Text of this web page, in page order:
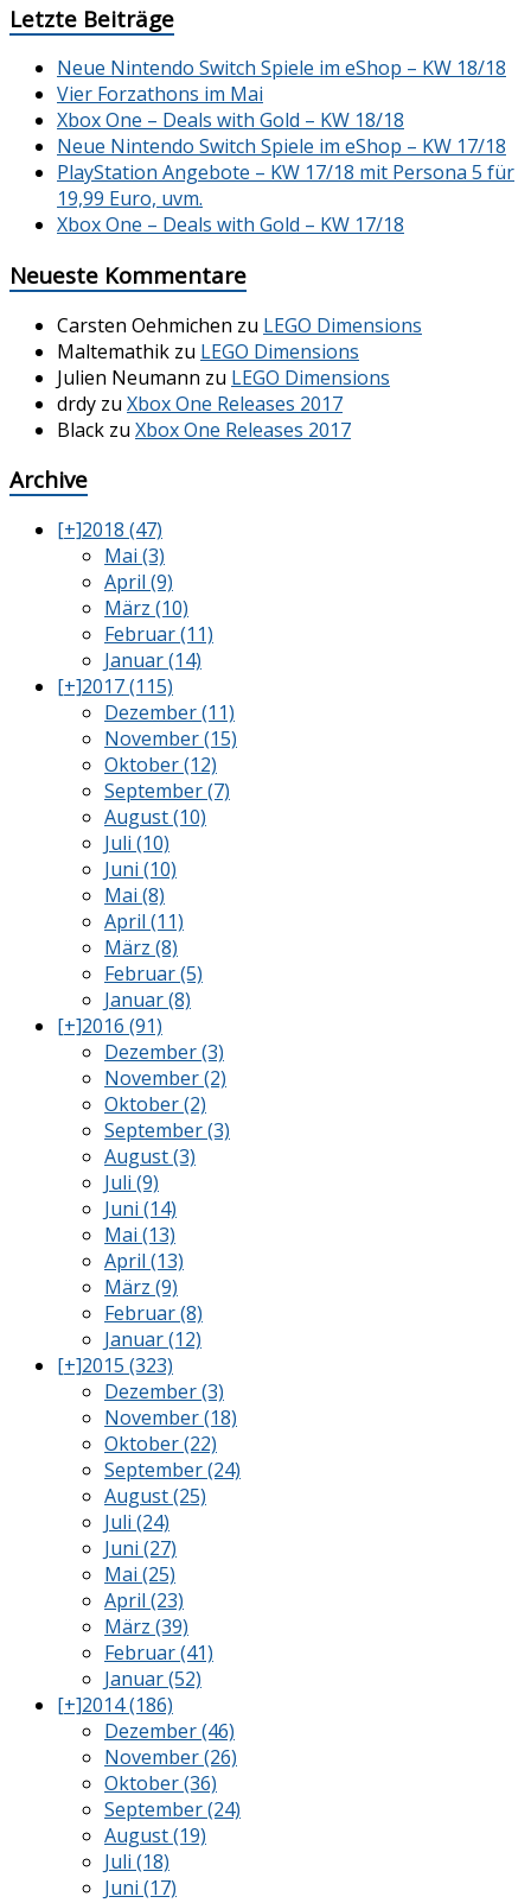
Letzte Beiträge
Neue Nintendo Switch Spiele im eShop – KW 18/18
Vier Forzathons im Mai
Xbox One – Deals with Gold – KW 18/18
Neue Nintendo Switch Spiele im eShop – KW 17/18
PlayStation Angebote – KW 17/18 mit Persona 5 für
19,99 Euro, uvm.
Xbox One – Deals with Gold – KW 17/18
Neueste Kommentare
Carsten Oehmichen zu LEGO Dimensions
Maltemathik zu LEGO Dimensions
Julien Neumann zu LEGO Dimensions
drdy zu Xbox One Releases 2017
Black zu Xbox One Releases 2017
Archive
[+]2018 (47)
Mai (3)
April (9)
März (10)
Februar (11)
Januar (14)
[+]2017 (115)
Dezember (11)
November (15)
Oktober (12)
September (7)
August (10)
Juli (10)
Juni (10)
Mai (8)
April (11)
März (8)
Februar (5)
Januar (8)
[+]2016 (91)
Dezember (3)
November (2)
Oktober (2)
September (3)
August (3)
Juli (9)
Juni (14)
Mai (13)
April (13)
März (9)
Februar (8)
Januar (12)
[+]2015 (323)
Dezember (3)
November (18)
Oktober (22)
September (24)
August (25)
Juli (24)
Juni (27)
Mai (25)
April (23)
März (39)
Februar (41)
Januar (52)
[+]2014 (186)
Dezember (46)
November (26)
Oktober (36)
September (24)
August (19)
Juli (18)
Juni (17)